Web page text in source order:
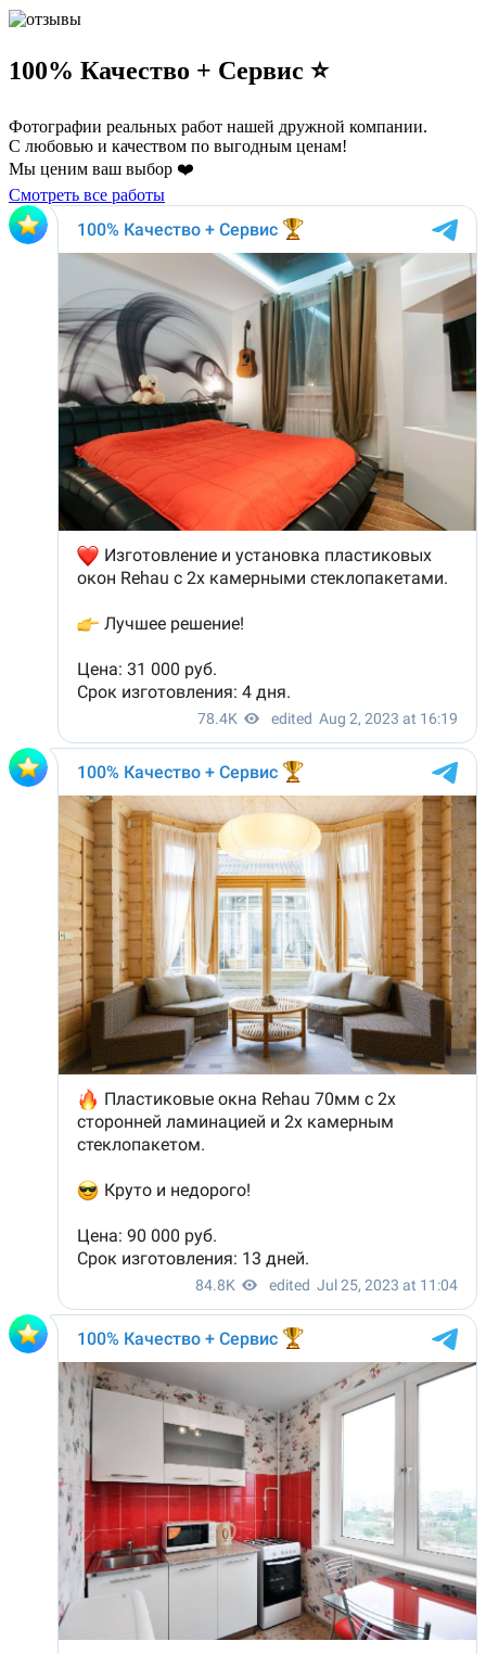
100% Качество + Сервис ⭐️
Фотографии реальных работ нашей дружной компании.
С любовью и качеством по выгодным ценам!
Мы ценим ваш выбор ❤️
Смотреть все работы